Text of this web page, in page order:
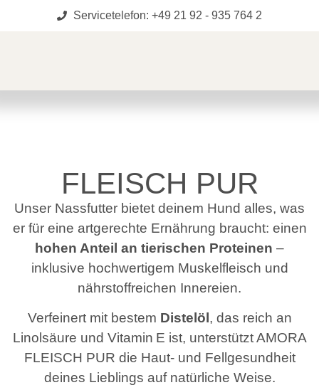
Servicetelefon: +49 21 92 - 935 764 2
FLEISCH PUR
Unser Nassfutter bietet deinem Hund alles, was
er für eine artgerechte Ernährung braucht: einen
hohen Anteil an tierischen Proteinen –
inklusive hochwertigem Muskelfleisch und
nährstoffreichen Innereien.
Verfeinert mit bestem Distelöl , das reich an
Linolsäure und Vitamin E ist, unterstützt AMORA
FLEISCH PUR die Haut- und Fellgesundheit
deines Lieblings auf natürliche Weise.